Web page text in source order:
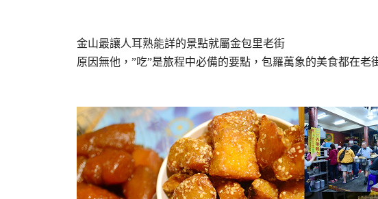
金山最讓人耳熟能詳的景點就屬金包里老街
原因無他，”吃”是旅程中必備的要點，包羅萬象的美食都在老